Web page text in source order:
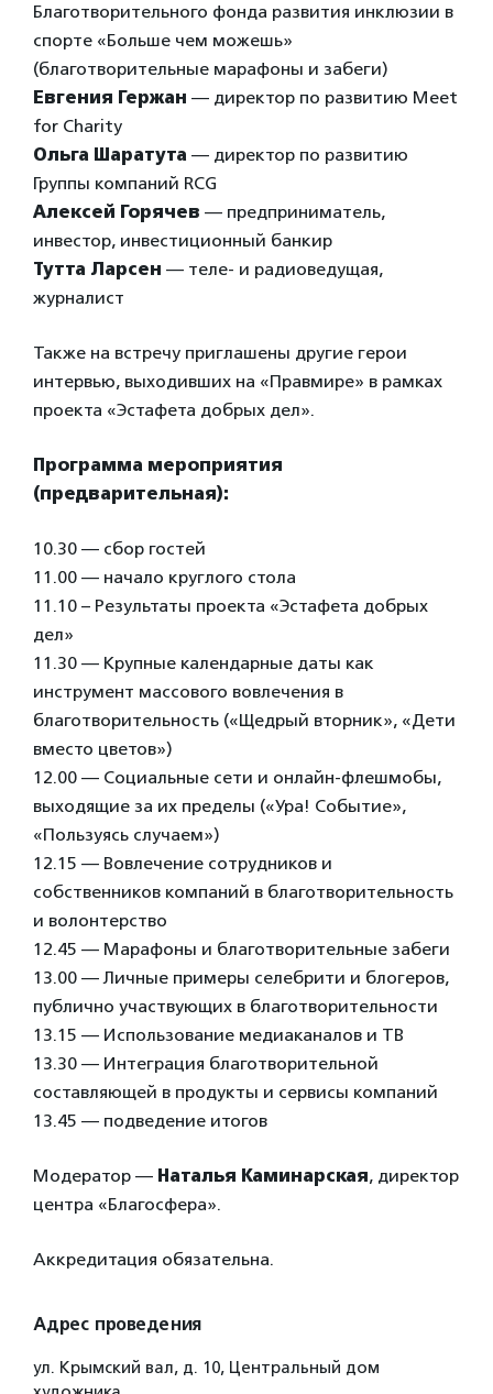
Благотворительного фонда развития инклюзии в
спорте «Больше чем можешь»
(благотворительные марафоны и забеги)
Евгения Гержан — директор по развитию Meet
for Charity
Ольга Шаратута — директор по развитию
Группы компаний RCG
Алексей Горячев — предприниматель,
инвестор, инвестиционный банкир
Тутта Ларсен — теле- и радиоведущая,
журналист
Также на встречу приглашены другие герои
интервью, выходивших на «Правмире» в рамках
проекта «Эстафета добрых дел».
Программа мероприятия
(предварительная):
10.30 — сбор гостей
11.00 — начало круглого стола
11.10 – Результаты проекта «Эстафета добрых
дел»
11.30 — Крупные календарные даты как
инструмент массового вовлечения в
благотворительность («Щедрый вторник», «Дети
вместо цветов»)
12.00 — Социальные сети и онлайн-флешмобы,
выходящие за их пределы («Ура! Событие»,
«Пользуясь случаем»)
12.15 — Вовлечение сотрудников и
собственников компаний в благотворительность
и волонтерство
12.45 — Марафоны и благотворительные забеги
13.00 — Личные примеры селебрити и блогеров,
публично участвующих в благотворительности
13.15 — Использование медиаканалов и ТВ
13.30 — Интеграция благотворительной
составляющей в продукты и сервисы компаний
13.45 — подведение итогов
Модератор — Наталья Каминарская, директор
центра «Благосфера».
Аккредитация обязательна.
Адрес проведения
ул. Крымский вал, д. 10, Центральный дом